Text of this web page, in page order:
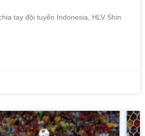
tay đội tuyển Indonesia, HLV Shin